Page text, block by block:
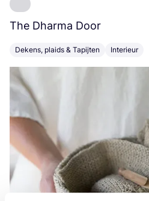
The Dharma Door
Dekens, plaids & Tapijten Interieur